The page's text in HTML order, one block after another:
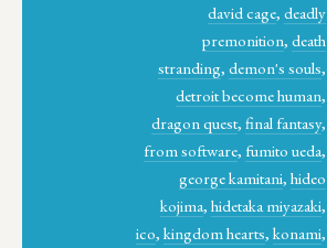
david cage,deadly
premonition,death
stranding,demon's souls,
detroit become human,
dragon quest,final fantasy,
from software, fumito ueda,
george kamitani,hideo
kojima,hidetaka miyazaki,
ico,kingdom hearts,konami,